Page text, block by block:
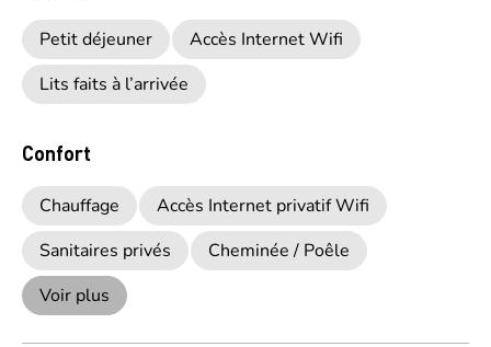
Petit déjeuner
Accès Internet Wifi
Lits faits à l’arrivée
Confort
Chauffage
Accès Internet privatif Wifi
Sanitaires privés
Cheminée / Poêle
Voir plus